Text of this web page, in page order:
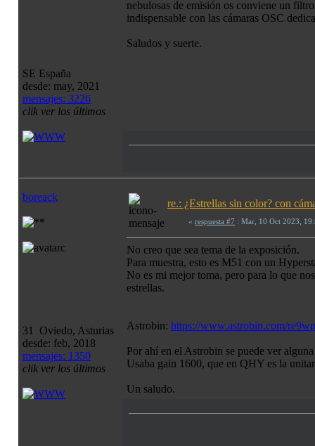
SE España
desde: may, 2021
mensajes: 3226
clik ver los últimos
nebulosas de emisión os conviene un
indispensable con las cámaras OSC
Saludos y suerte.
boreack
31 Oviedo, Asturias
desde: feb, 2018
mensajes: 1350
clik ver los últimos
re.: ¿Estrellas sin color? con
« respuesta #7 : Mar, 10 Oct 2023,
No creo que sea tema de la exposición.
Para muestra, esto es M51 con un
No es mi mejor toma, pero para lo que
estrellas.
Astrobin: https://www.astrobin.com/
Por ahí en el Astrobin se puede ver
Usaba gain 1600, que en QHY es la
Un saludo.